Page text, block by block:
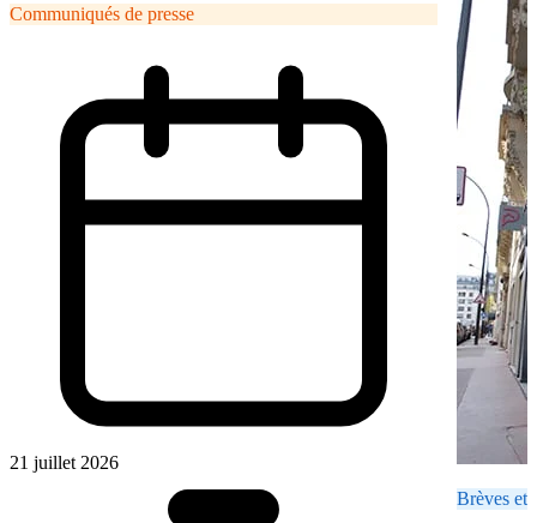
Communiqués de presse
21 juillet 2026
Brèves et